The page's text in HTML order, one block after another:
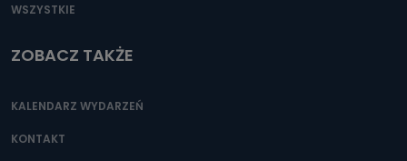
WSZYSTKIE
ZOBACZ TAKŻE
KALENDARZ WYDARZEŃ
KONTAKT